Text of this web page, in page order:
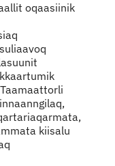
oqaasiinik
kiisalu